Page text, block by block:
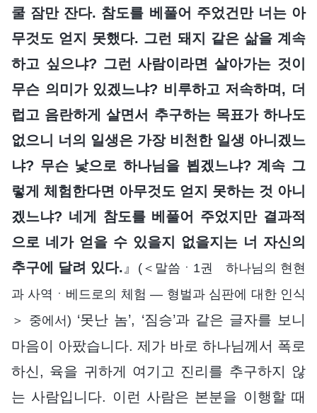
쿨 잠만 잔다. 참도를 베풀어 주었건만 너는 아
무것도 얻지 못했다. 그런 돼지 같은 삶을 계속
하고 싶으냐? 그런 사람이라면 살아가는 것이
무슨 의미가 있겠느냐? 비루하고 저속하며, 더
럽고 음란하게 살면서 추구하는 목표가 하나도
없으니 너의 일생은 가장 비천한 일생 아니겠느
냐? 무슨 낯으로 하나님을 뵙겠느냐? 계속 그
렇게 체험한다면 아무것도 얻지 못하는 것 아니
겠느냐? 네게 참도를 베풀어 주었지만 결과적
으로 네가 얻을 수 있을지 없을지는 너 자신의
추구에 달려 있다. 』
(＜말씀ㆍ1권 하나님의 현현
과 사역ㆍ베드로의 체험 ― 형벌과 심판에 대한 인식
＞ 중에서) ‘못난 놈’, ‘짐승’과 같은 글자를 보니
마음이 아팠습니다. 제가 바로 하나님께서 폭로
하신, 육을 귀하게 여기고 진리를 추구하지 않
는 사람입니다. 이런 사람은 본분을 이행할 때